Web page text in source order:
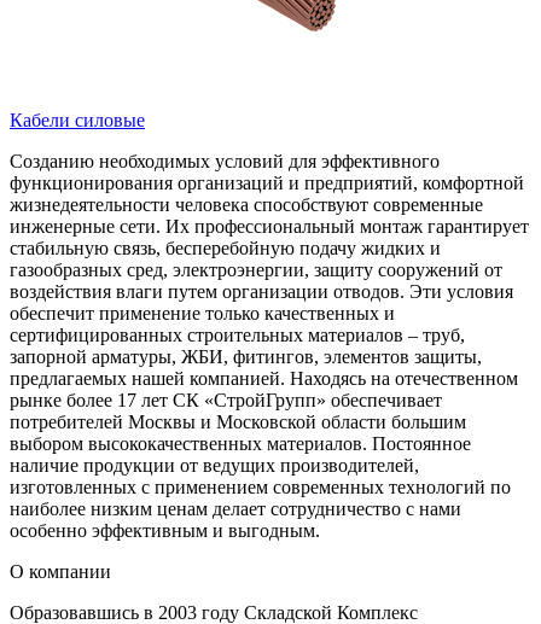
Кабели силовые
Созданию необходимых условий для эффективного
функционирования организаций и предприятий, комфортной
жизнедеятельности человека способствуют современные
инженерные сети. Их профессиональный монтаж гарантирует
стабильную связь, бесперебойную подачу жидких и
газообразных сред, электроэнергии, защиту сооружений от
воздействия влаги путем организации отводов. Эти условия
обеспечит применение только качественных и
сертифицированных строительных материалов – труб,
запорной арматуры, ЖБИ, фитингов, элементов защиты,
предлагаемых нашей компанией. Находясь на отечественном
рынке более 17 лет СК «СтройГрупп» обеспечивает
потребителей Москвы и Московской области большим
выбором высококачественных материалов. Постоянное
наличие продукции от ведущих производителей,
изготовленных с применением современных технологий по
наиболее низким ценам делает сотрудничество с нами
особенно эффективным и выгодным.
О компании
Образовавшись в 2003 году Складской Комплекс